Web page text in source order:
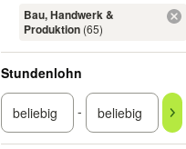
Bau, Handwerk &
Produktion (65)
Stundenlohn
-